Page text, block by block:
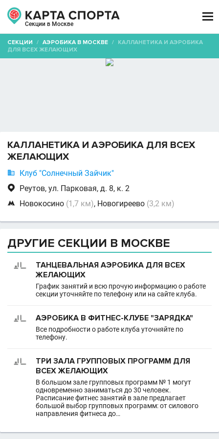
Секции в Москве

СЕКЦИИ / АЭРОБИКА В МОСКВЕ / КАЛЛАНЕТИКА И АЭРОБИКА
ДЛЯ ВСЕХ ЖЕЛАЮЩИХ
КАЛЛАНЕТИКА И АЭРОБИКА ДЛЯ ВСЕХ
ЖЕЛАЮЩИХ
 Клуб "Солнечный Зайчик"
 Реутов, ул. Парковая, д. 8, к. 2
 Новокосино (1,7 км), Новогиреево (3,2 км)
ДРУГИЕ СЕКЦИИ В МОСКВЕ
ТАНЦЕВАЛЬНАЯ АЭРОБИКА ДЛЯ ВСЕХ
ЖЕЛАЮЩИХ
График занятий и всю прочую информацию о работе
секции уточняйте по телефону или на сайте клуба.
АЭРОБИКА В ФИТНЕС-КЛУБЕ "ЗАРЯДКА"
Все подробности о работе клуба уточняйте по
телефону.
ТРИ ЗАЛА ГРУППОВЫХ ПРОГРАММ ДЛЯ
ВСЕХ ЖЕЛАЮЩИХ
В большом зале групповых программ № 1 могут
одновременно заниматься до 30 человек.
Расписание фитнес занятий в зале предлагает
большой выбор групповых программ: от силового
направления фитнеса до…